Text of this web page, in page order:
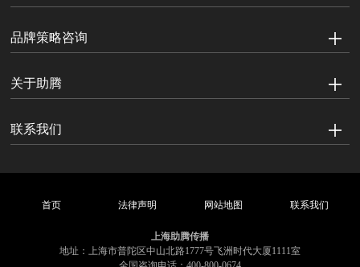
品牌策略咨询
关于助腾
联系我们
首页 法律声明 网站地图 联系我们
上海助腾传播
地址：上海市普陀区中山北路1777号飞洲时代大厦1111室